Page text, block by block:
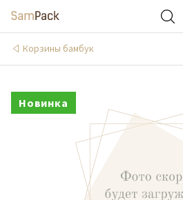
Корзины бамбук
Новинка